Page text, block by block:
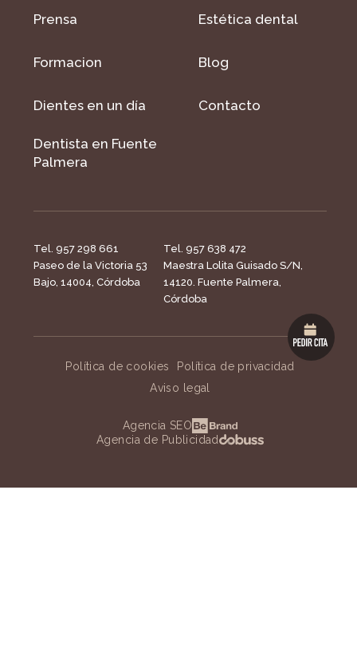
Prensa Estética dental
Formacion Blog
Dientes en un día Contacto
Dentista en Fuente
Palmera
Tel. 957 298 661
Paseo de la Victoria 53
Bajo, 14004, Córdoba
Tel. 957 638 472
Maestra Lolita Guisado S/N,
14120. Fuente Palmera,
Córdoba
Política de cookies
Política de privacidad
Aviso legal
Agencia SEO
Agencia de Publicidad